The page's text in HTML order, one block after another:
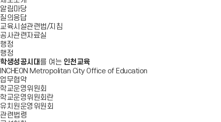
알림마당
질의응답
교육시설관련법/지침
공사관련자료실
행정
행정
학생성공시대 를 여는 인천교육
INCHEON Metropolitan City Office of Education
업무협약
학교운영위원회
학교운영위원회란
유치원운영위원회
관련법령